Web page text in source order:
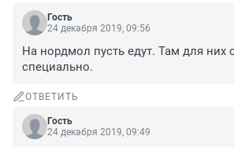
Гость
24 декабря 2019, 09:56
На нордмол пусть едут. Там для них
специально.
ОТВЕТИТЬ
Гость
24 декабря 2019, 09:49